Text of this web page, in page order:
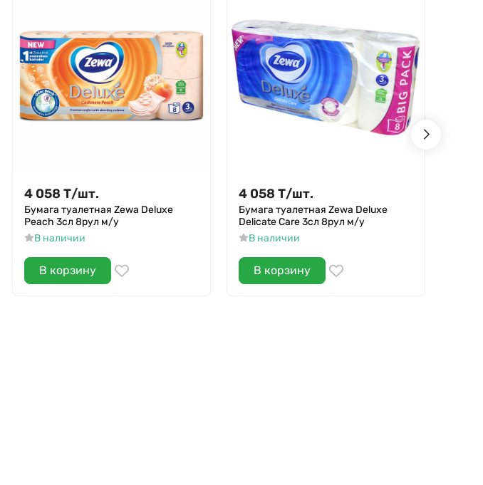
4 058 Т/шт.
Бумага туалетная Zewa Deluxe
Peach 3сл 8рул м/у
В наличии
В корзину
4 058 Т/шт.
Бумага туалетная Zewa Deluxe
Delicate Care 3сл 8рул м/у
В наличии
В корзину